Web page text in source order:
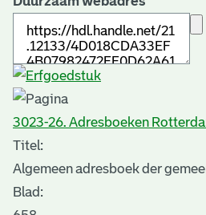
3023-26. Adresboeken
Titel:
Algemeen adresboek der
Blad: